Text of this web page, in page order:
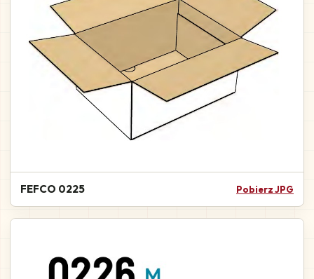
FEFCO 0225 Pobierz JPG